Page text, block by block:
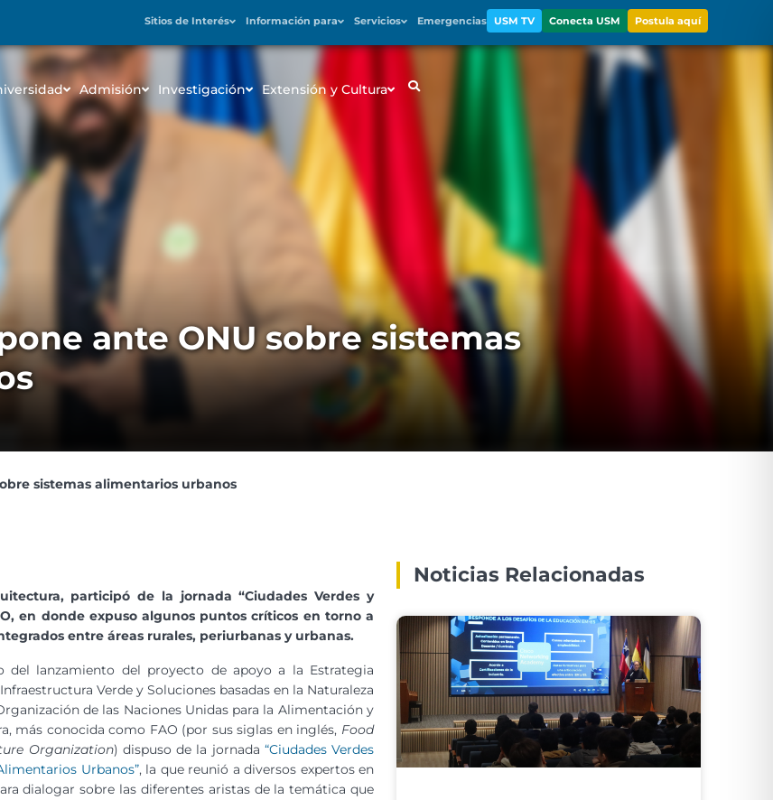
Sitios de Interés Información para Servicios Emergencias USM TV Conecta USM Postula aquí
Admisión Investigación Extensión y Cultura
ante ONU sobre sistemas
sistemas alimentarios urbanos
participó de la jornada “Ciudades Verdes y
en donde expuso algunos puntos críticos en torno a
entre áreas rurales, periurbanas y urbanas.
del lanzamiento del proyecto de apoyo a la Estrategia
Verde y Soluciones basadas en la Naturaleza
de las Naciones Unidas para la Alimentación y
más conocida como FAO (por sus siglas en inglés, Food
Organization) dispuso de la jornada “Ciudades Verdes
Urbanos”, la que reunió a diversos expertos en
dialogar sobre las diferentes aristas de la temática que
Noticias Relacionadas